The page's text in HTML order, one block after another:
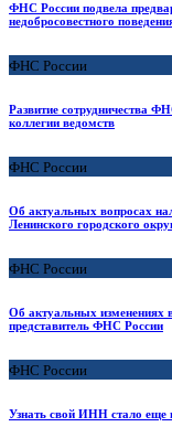
ФНС России подвела
недобросовестного
ФНС России
Развитие сотрудничества
коллегии ведомств
ФНС России
Об актуальных вопросах
Ленинского городского
ФНС России
Об актуальных изменениях
представитель ФНС России
ФНС России
Узнать свой ИНН стало еще